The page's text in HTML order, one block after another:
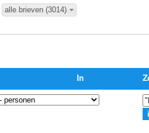
alle brieven (3014)
In